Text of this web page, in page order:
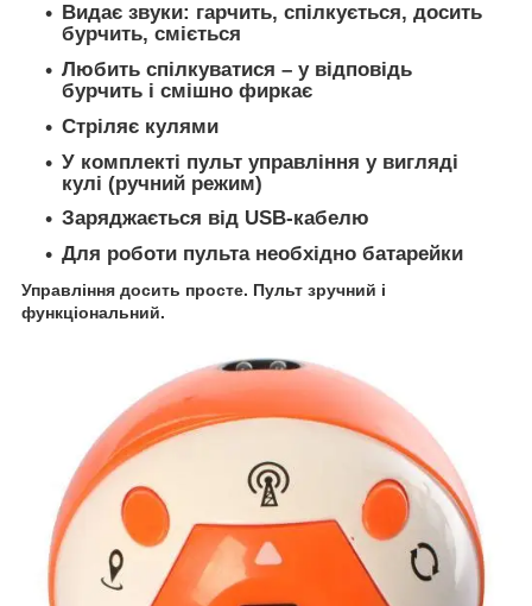
Видає звуки: гарчить, спілкується, досить
бурчить, сміється
Любить спілкуватися – у відповідь
бурчить і смішно фиркає
Стріляє кулями
У комплекті пульт управління у вигляді
кулі (ручний режим)
Заряджається від USB-кабелю
Для роботи пульта необхідно батарейки
Управління досить просте. Пульт зручний і
функціональний.